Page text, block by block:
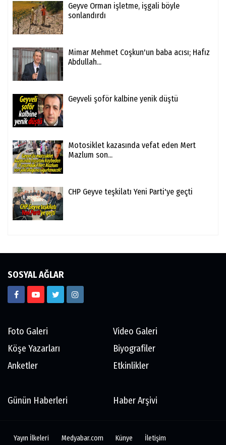
Geyve Orman işletme, işgali böyle
sonlandırdı
Mimar Mehmet Coşkun'un baba acısı; Hafız
Abdullah...
Geyveli şoför kalbine yenik düştü
Motosiklet kazasında vefat eden Mert
Mazlum son...
CHP Geyve teşkilatı Yeni Parti'ye geçti
SOSYAL AĞLAR
Foto Galeri
Video Galeri
Köşe Yazarları
Biyografiler
Anketler
Etkinlikler
Günün Haberleri Haber Arşivi
Yayın İlkeleri Medyabar.com Künye İletişim